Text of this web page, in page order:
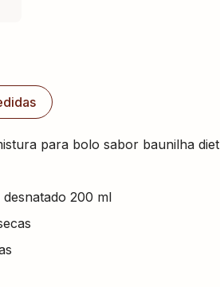
para bolo sabor baunilha diet
200 ml